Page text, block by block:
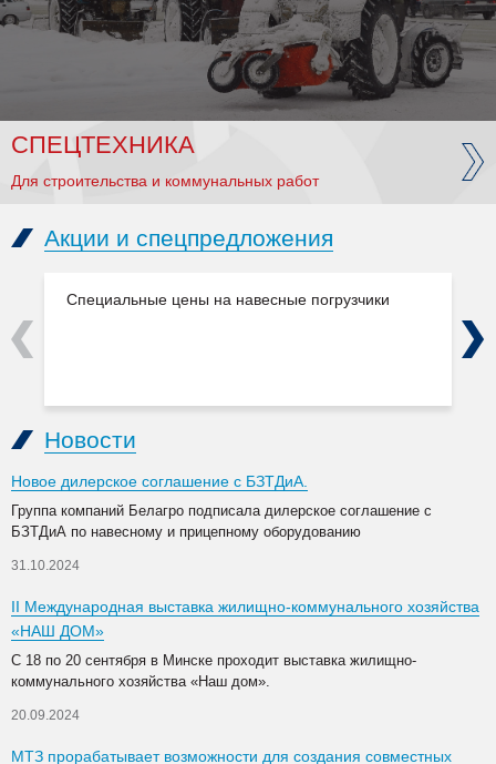
СПЕЦТЕХНИКА
Для строительства и коммунальных работ
Акции и спецпредложения
Специальные цены на навесные погрузчики
Previous Next
Новости
Новое дилерское соглашение с БЗТДиА.
Группа компаний Белагро подписала дилерское соглашение с
БЗТДиА по навесному и прицепному оборудованию
31.10.2024
II Международная выставка жилищно-коммунального хозяйства
«НАШ ДОМ»
С 18 по 20 сентября в Минске проходит выставка жилищно-
коммунального хозяйства «Наш дом».
20.09.2024
МТЗ прорабатывает возможности для создания совместных